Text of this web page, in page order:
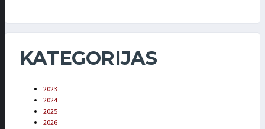
KATEGORIJAS
2023
2024
2025
2026